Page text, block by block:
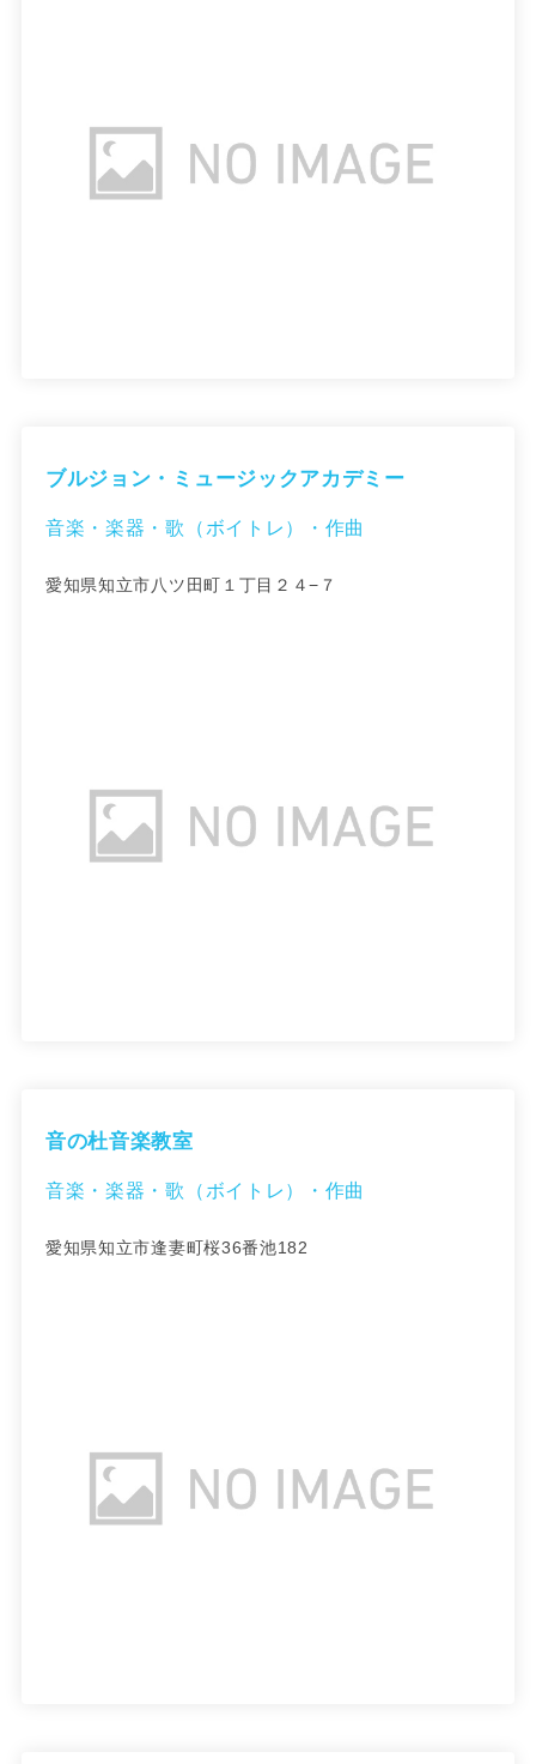
ブルジョン・ミュージックアカデミー
音楽・楽器・歌（ボイトレ）・作曲
愛知県知立市八ツ田町１丁目２４−７
音の杜音楽教室
音楽・楽器・歌（ボイトレ）・作曲
愛知県知立市逢妻町桜36番池182